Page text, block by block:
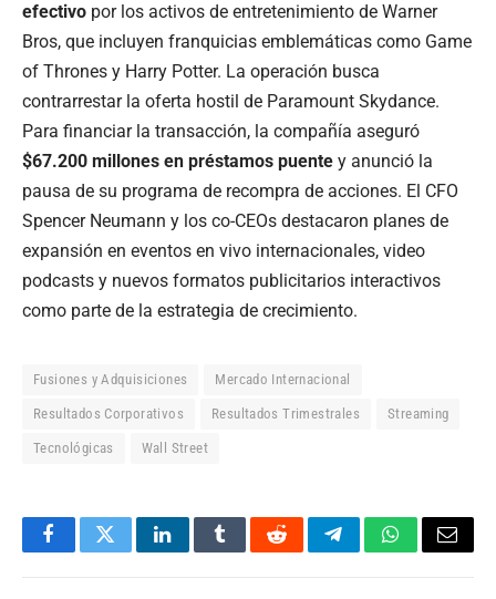
efectivo por los activos de entretenimiento de Warner
Bros, que incluyen franquicias emblemáticas como Game
of Thrones y Harry Potter. La operación busca
contrarrestar la oferta hostil de Paramount Skydance.
Para financiar la transacción, la compañía aseguró
$67.200 millones en préstamos puente y anunció la
pausa de su programa de recompra de acciones. El CFO
Spencer Neumann y los co-CEOs destacaron planes de
expansión en eventos en vivo internacionales, video
podcasts y nuevos formatos publicitarios interactivos
como parte de la estrategia de crecimiento.
Fusiones y Adquisiciones Mercado Internacional
Resultados Corporativos Resultados Trimestrales Streaming
Tecnológicas Wall Street
FacebookTwitterLinkedInTumblrRedditTelegramWhatsApp
Email